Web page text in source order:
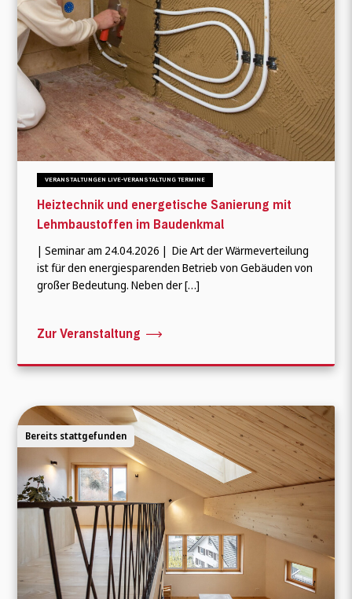
VERANSTALTUNGEN LIVE-VERANSTALTUNG TERMINE
Heiztechnik und energetische Sanierung mit
Lehmbaustoffen im Baudenkmal
| Seminar am 24.04.2026 | Die Art der Wärmeverteilung
ist für den energiesparenden Betrieb von Gebäuden von
großer Bedeutung. Neben der […]
Zur Veranstaltung
Bereits stattgefunden